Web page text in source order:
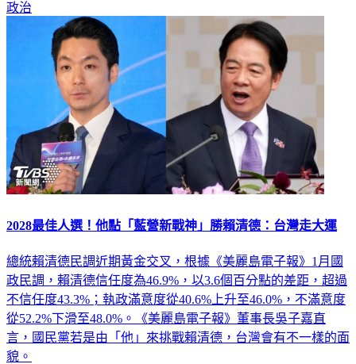
政治
2028最佳人選！他點「藍營新戰神」勝賴清德：台灣走大運
總統賴清德民調近期黃金交叉，根據《美麗島電子報》1月國
政民調，賴清德信任度為46.9%，以3.6個百分點的差距，超過
不信任度43.3%；執政滿意度從40.6%上升至46.0%，不滿意度
從52.2%下滑至48.0%。《美麗島電子報》董事長吳子嘉直
言，國民黨若是由「他」來挑戰賴清德，台灣會有不一樣的面
貌。